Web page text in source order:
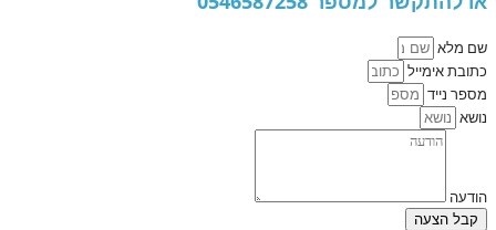
שם מלא
כתובת אימייל
מספר נייד
נושא
הודעה
קבל הצעה